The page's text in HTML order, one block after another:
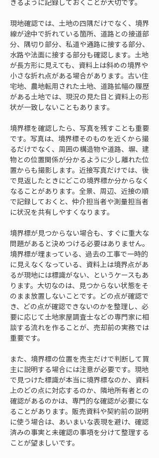
きるように記録しておくことが大切です。
現地確認では、土地の四隅だけでなく、境界
線が途中で折れている箇所、道路との接道部
分、隅切り部分、私道や通路に接する部分、
水路や法面に接する部分も確認します。土地
が長方形に見えても、資料上は斜めの境界や
小さな折れ点がある場合があります。古い住
宅地、農地転用された土地、道路拡幅の履歴
がある土地では、現況の見た目と資料上の形
状が一致しないこともあります。
境界標を確認したら、写真を残すことも重要
です。写真は、境界標そのものを近くから撮
るだけでなく、周囲の構造物や道路、塀、建
物との位置関係が分かるように少し離れた位
置からも撮影します。近接写真だけでは、後
で見返したときにどこの境界標か分からなく
なることがあります。全景、周辺、近接の順
で記録しておくと、仲介担当者や測量担当者
に状況を共有しやすくなります。
境界標が見つからない場合も、すぐに重大な
問題があると決めつける必要はありません。
境界標が埋まっている、過去の工事で一時的
に見えなくなっている、資料上は境界点があ
るが現地には標識がない、というケースもあ
ります。大切なのは、見つからない状態をそ
のまま放置しないことです。どの点が確認で
き、どの点が確認できないのかを整理し、必
要に応じて土地家屋調査士などの専門家に相
談する流れを作ることが、売却前の実務では
重要です。
また、境界標の位置を売主だけで判断して買
主に説明する場合には注意が必要です。現地
で見つけた標識が本当に境界標なのか、資料
上のどの点に対応するのか、隣地所有者との
確認があるのかは、専門的な確認が必要にな
ることがあります。販売資料や契約前の説明
に使う場合は、あいまいな表現を避け、確認
済みの事実と未確認の事項を分けて整理する
ことが望ましいです。